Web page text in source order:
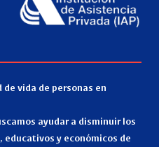
vida de personas en
ayudar a disminuir los
y económicos de